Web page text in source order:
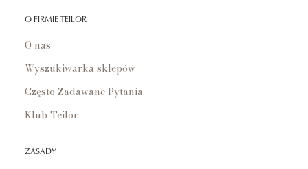
O FIRMIE TEILOR
O nas
Wyszukiwarka sklepów
Często Zadawane Pytania
Klub Teilor
ZASADY